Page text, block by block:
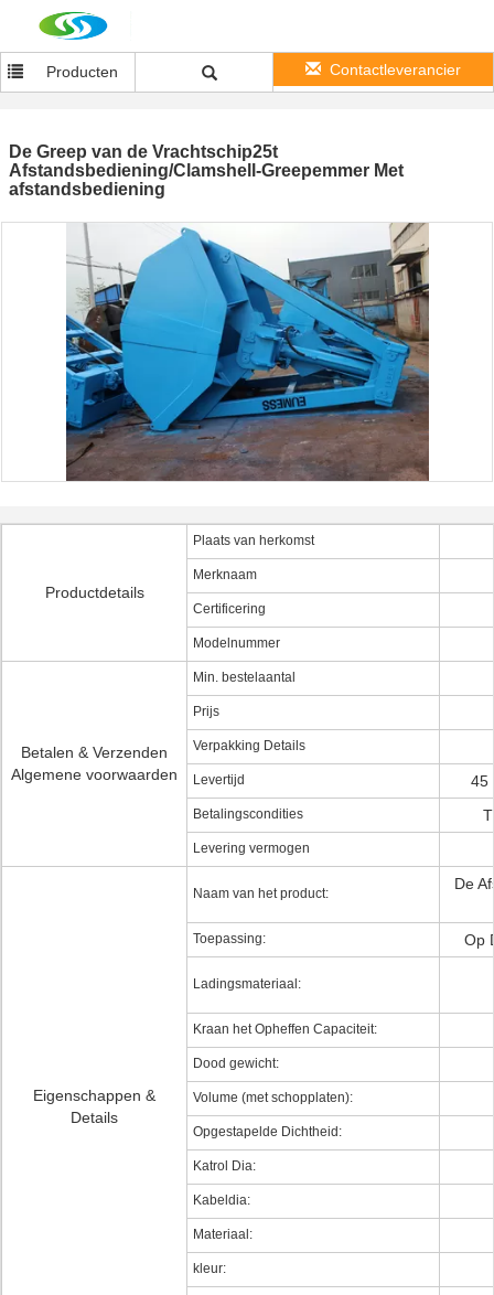
Producten Contactleverancier
De Greep van de Vrachtschip25t
Afstandsbediening/Clamshell-Greepemmer Met
afstandsbediening
Productdetails
Plaats van herkomst
Merknaam
Certificering
Modelnummer
Betalen & Verzenden
Algemene voorwaarden
Min. bestelaantal
Prijs
Verpakking Details
Levertijd 45
Betalingscondities
Levering vermogen
Eigenschappen &
Details
Naam van het product:
De
Toepassing: Op
Ladingsmateriaal:
Kraan het Opheffen Capaciteit:
Dood gewicht:
Volume (met schopplaten):
Opgestapelde Dichtheid:
Katrol Dia:
Kabeldia:
Materiaal:
kleur: